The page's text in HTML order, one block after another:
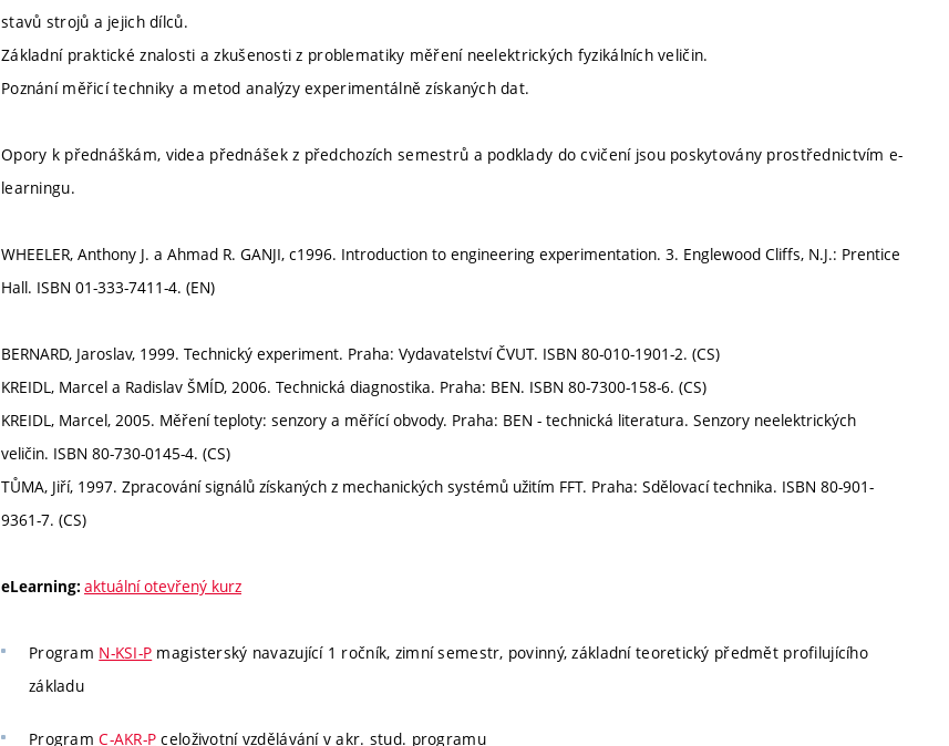
stavů strojů a jejich dílců.
Základní praktické znalosti a zkušenosti z problematiky měření neelektrických fyzikálních veličin.
Poznání měřicí techniky a metod analýzy experimentálně získaných dat.
Opory k přednáškám, videa přednášek z předchozích semestrů a podklady do cvičení jsou poskytovány prostřednictvím e-
learningu.
WHEELER, Anthony J. a Ahmad R. GANJI, c1996. Introduction to engineering experimentation. 3. Englewood Cliffs, N.J.: Prentice
Hall. ISBN 01-333-7411-4. (EN)
BERNARD, Jaroslav, 1999. Technický experiment. Praha: Vydavatelství ČVUT. ISBN 80-010-1901-2. (CS)
KREIDL, Marcel a Radislav ŠMÍD, 2006. Technická diagnostika. Praha: BEN. ISBN 80-7300-158-6. (CS)
KREIDL, Marcel, 2005. Měření teploty: senzory a měřící obvody. Praha: BEN - technická literatura. Senzory neelektrických
veličin. ISBN 80-730-0145-4. (CS)
TŮMA, Jiří, 1997. Zpracování signálů získaných z mechanických systémů užitím FFT. Praha: Sdělovací technika. ISBN 80-901-
9361-7. (CS)
eLearning: aktuální otevřený kurz
Program N-KSI-P magisterský navazující 1 ročník, zimní semestr, povinný, základní teoretický předmět profilujícího
základu
ProgramC-AKR-P celoživotní vzdělávání v akr. stud. programu